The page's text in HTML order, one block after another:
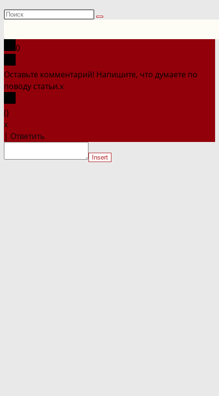
Поиск
сайте
0
Оставьте комментарий! Напишите, что думаете по
поводу статьи.x
()
x
| Ответить
Insert